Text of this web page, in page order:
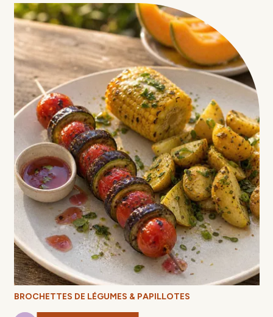
BROCHETTES DE LÉGUMES & PAPILLOTES